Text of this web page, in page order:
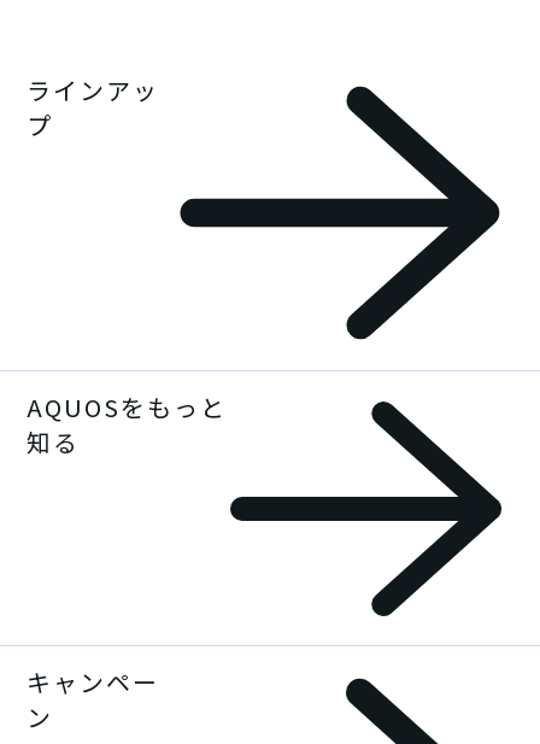
ラインアッ
プ
ラインアップ一覧
ルーター / 電話ユニット
AQUOSをもっと
知る
AQUOSをもっと知る一覧
キャンペー
ン